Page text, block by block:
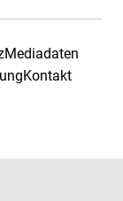
Mediadaten
Kontakt